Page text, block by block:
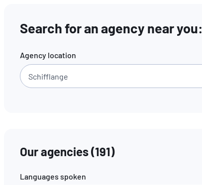
Search for an agency near you:
Agency location
Our agencies(191)
Languages spoken